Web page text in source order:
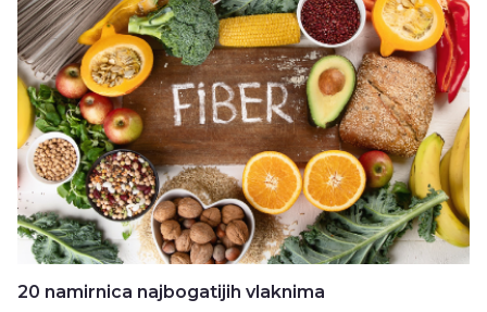
20 namirnica najbogatijih vlaknima